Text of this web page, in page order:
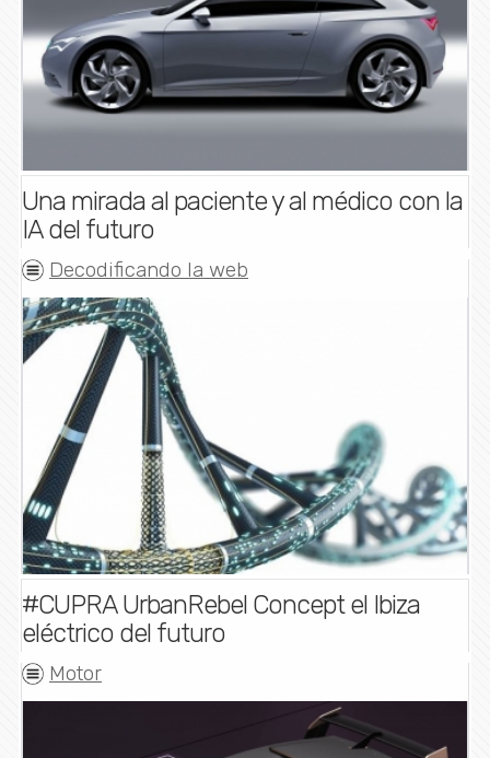
Una mirada al paciente y al médico con la
IA del futuro
Decodificando la web
#CUPRA UrbanRebel Concept el Ibiza
eléctrico del futuro
Motor